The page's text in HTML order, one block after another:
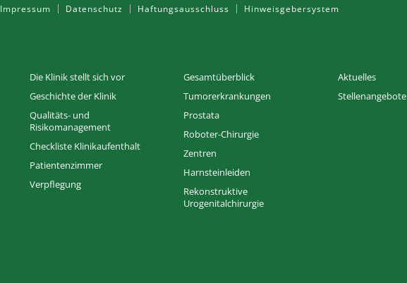
Impressum Datenschutz Haftungsausschluss Hinweisgebersystem
Die Klinik stellt sich vor
Geschichte der Klinik
Qualitäts- und
Risikomanagement
Checkliste Klinikaufenthalt
Patientenzimmer
Verpflegung
Gesamtüberblick
Tumorerkrankungen
Prostata
Roboter-Chirurgie
Zentren
Harnsteinleiden
Rekonstruktive
Urogenitalchirurgie
Aktuelles
Stellenangebote